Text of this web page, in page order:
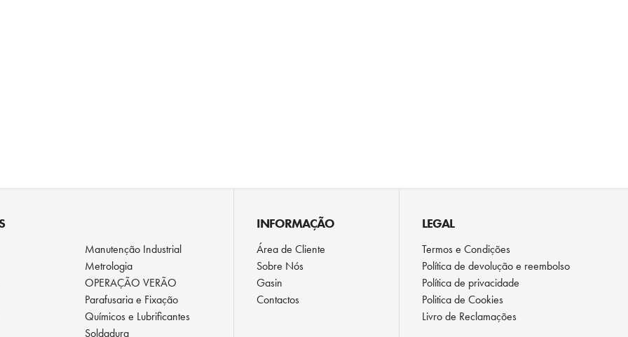
Manutenção Industrial
Metrologia
OPERAÇÃO VERÃO
Parafusaria e Fixação
Químicos e Lubrificantes
Soldadura
INFORMAÇÃO
Área de Cliente
Sobre Nós
Gasin
Contactos
LEGAL
Termos e Condições
Política de devolução e reembolso
Política de privacidade
Politica de Cookies
Livro de Reclamações